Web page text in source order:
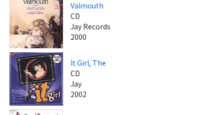
Valmouth
CD
Jay Records
2000
It Girl, The
CD
Jay
2002